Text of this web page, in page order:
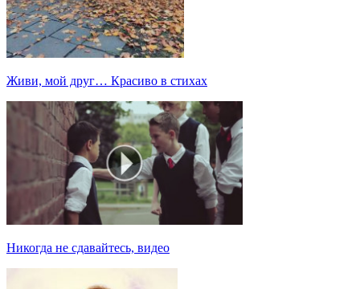
Живи, мой друг… Красиво в стихах
Никогда не сдавайтесь, видео